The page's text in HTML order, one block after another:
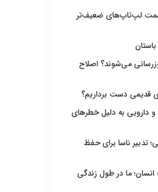
سمت لپ‌تاپ‌های ضعیف‌تر
می‌شوند؟ اصلاح
قدیمی دست برداریم؟
و دارویی به دلیل خطرهای
خاموشی؛ تدبیر ناسا برای حفظ
انسان؛ ما در طول زندگی